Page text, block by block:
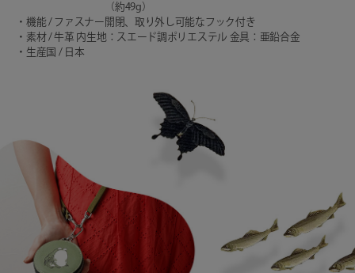
（約49g）
・機能 / ファスナー開閉、取り外し可能なフック付き
・素材 / 牛革 内生地：スエード調ポリエステル 金具：亜鉛合金
・生産国 / 日本